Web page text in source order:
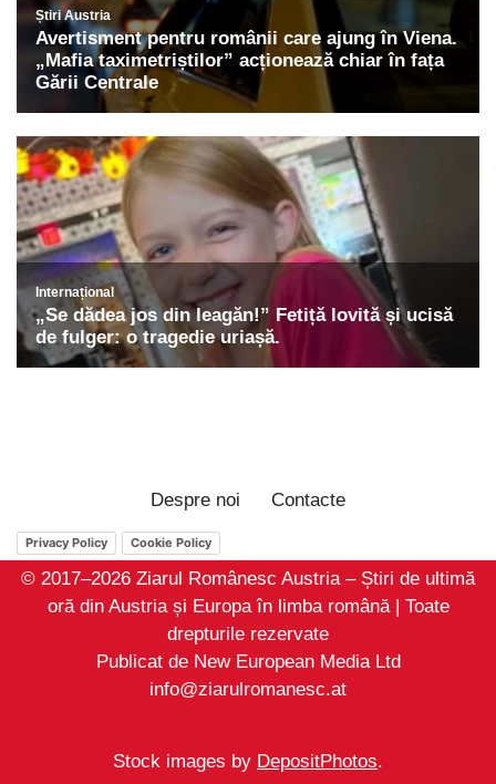
Despre noi Contacte
Privacy Policy Cookie Policy
© 2017–2026 Ziarul Românesc Austria – Știri de ultimă
oră din Austria și Europa în limba română | Toate
drepturile rezervate
Publicat de New European Media Ltd
info@ziarulromanesc.at
Stock images by DepositPhotos.